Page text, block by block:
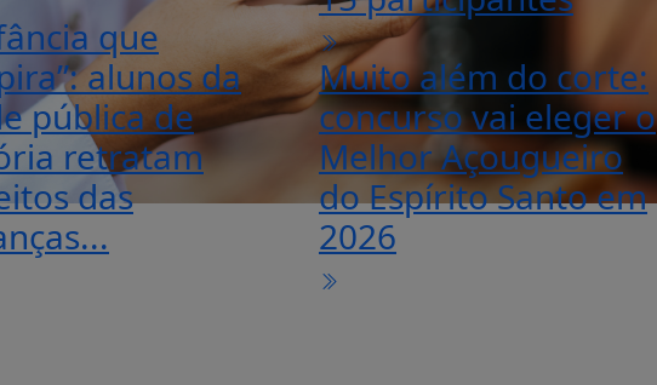
que
alunos da
pública de
retratam
das
Muito além do corte:
concurso vai eleger o
Melhor Açougueiro
do Espírito Santo em
2026